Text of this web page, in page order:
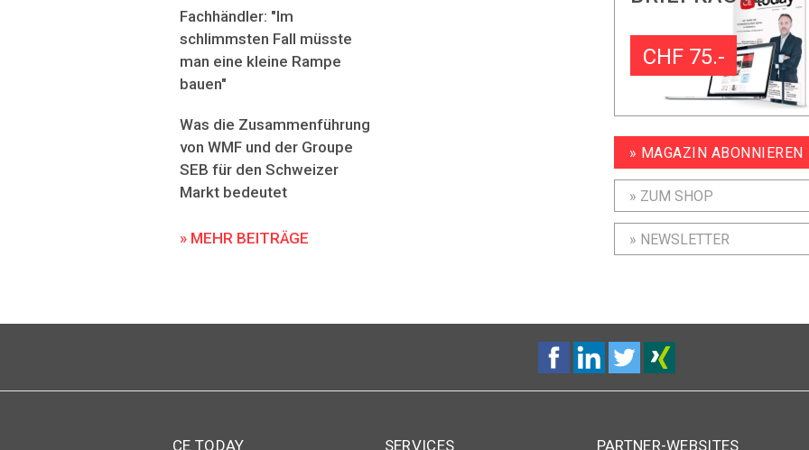
Fachhändler: "Im
schlimmsten Fall müsste
man eine kleine Rampe
bauen"
Was die Zusammenführung
von WMF und der Groupe
SEB für den Schweizer
Markt bedeutet
» MEHR BEITRÄGE
CHF 75.-
» MAGAZIN ABONNIEREN
» ZUM SHOP
» NEWSLETTER
CE TODAY SERVICES PARTNER-WEBSITES